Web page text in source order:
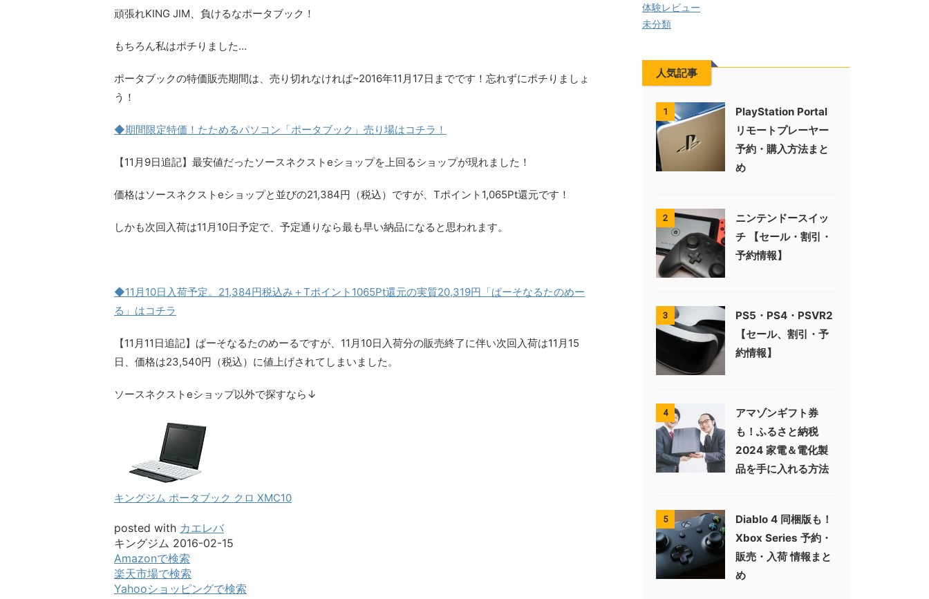
頑張れKING JIM、負けるなポータブック！
もちろん私はポチりました…
ポータブックの特価販売期間は、 売り切れなければ~2016年11月17日までです！忘れずにポチりましょ
う！
◆期間限定特価！たためるパソコン「ポータブック」売り場はコチラ！
【11月9日追記】最安値だったソースネクストeショップを上回るショップが現れました！
価格はソースネクストeショップと並びの21,384円（税込）ですが、Tポイント1,065Pt還元です！
しかも次回入荷は11月10日予定で、予定通りなら最も早い納品になると思われます。
◆11月10日入荷予定。21,384円税込み＋Tポイント1065Pt還元の実質20,319円「ぱーそなるたのめー
る」はコチラ
【11月11日追記】ぱーそなるたのめーるですが、11月10日入荷分の販売終了に伴い次回入荷は11月15
日、 価格は23,540円（税込）に値上げされてしまいました。
ソースネクストeショップ以外で探すなら↓
キングジム ポータブック クロ XMC10
posted with カエレバ
キングジム 2016-02-15
Amazonで検索
楽天市場で検索
Yahooショッピングで検索
体験レビュー
未分類
人気記事
1
PlayStation Portal
リモートプレーヤー
予約・購入方法まと
め
2
ニンテンドースイッ
チ 【セール・割引・
予約情報】
3
PS5・PS4・PSVR2
【セール、割引・予
約情報】
4
アマゾンギフト券
も！ふるさと納税
2024 家電＆電化製
品を手に入れる方法
5
Diablo 4 同梱版も！
Xbox Series 予約・
販売・入荷 情報まと
め